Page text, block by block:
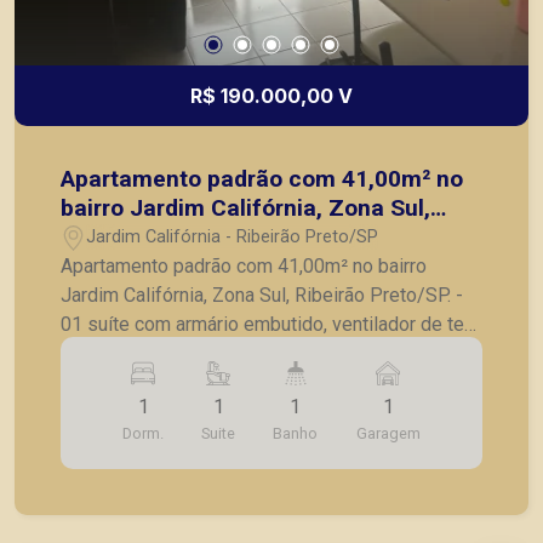
R$ 190.000,00 V
Apartamento padrão com 41,00m² no
bairro Jardim Califórnia, Zona Sul,
Ribeirão Preto/SP.
Jardim Califórnia - Ribeirão Preto/SP
Apartamento padrão com 41,00m² no bairro
Jardim Califórnia, Zona Sul, Ribeirão Preto/SP. -
01 suíte com armário embutido, ventilador de teto
e sacada; - Sala para 02 ambientes com
ventilador de teto; - Sacada; - Cozinha com
armários; - Lavanderia; - 01 vaga de garagem. A
Piramid tem como objetivo atender seus clientes
com agilidade e segurança, em locação, vendas
1
Dorm.
1
Suite
1
Banho
1
Garagem